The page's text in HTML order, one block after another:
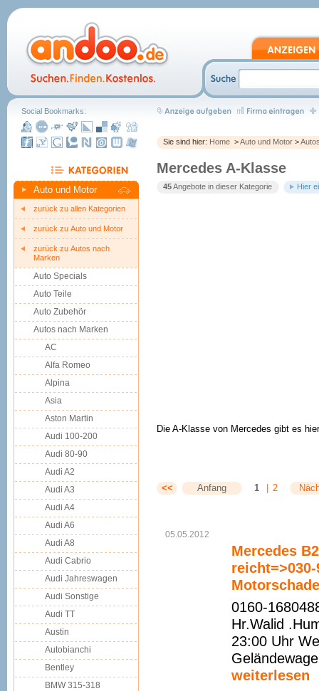
Sie sind hier: Home >Auto und Motor >
Mercedes A-Klasse
45Angebote in dieser Kategorie Hier
Die A-Klasse von Mercedes gibt es
<< Anfang 1 2
05.05.2012
Mercedes
0160-
Hr.Walid
23:00 Uhr
weiterlesen
Social Bookmarks:
Auto und Motor
zurück zu allen Kategorien
zurück zu Auto und Motor
zurück zu Autos nach
Marken
Auto Specials
Auto Teile
Auto Zubehör
Autos nach Marken
AC
Alfa Romeo
Alpina
Asia
Aston Martin
Audi 100-200
Audi 80-90
Audi A2
Audi A3
Audi A4
Audi A6
Audi A8
Audi Cabrio
Audi Jahreswagen
Audi Sonstige
Audi TT
Austin
Autobianchi
Bentley
BMW 315-318